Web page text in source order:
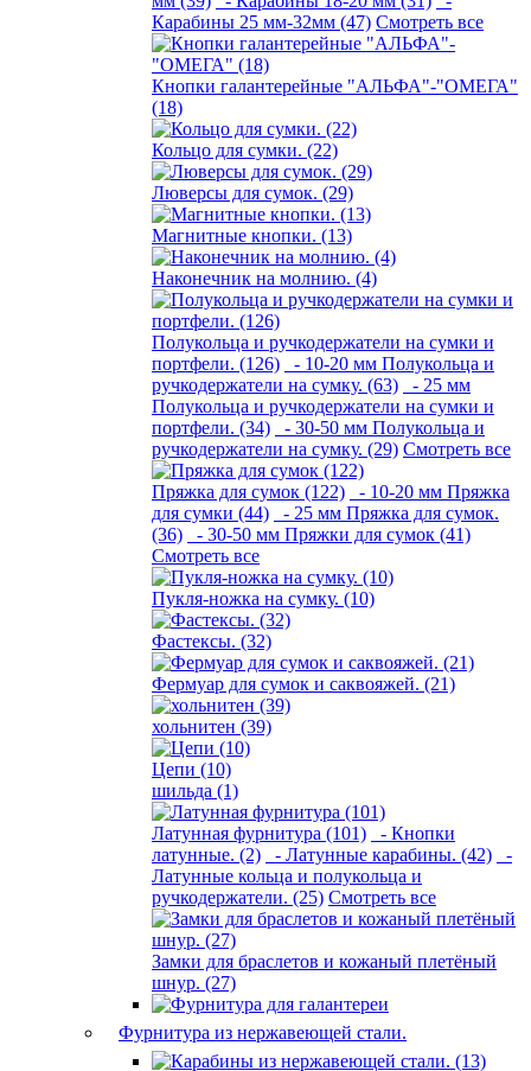
Карабины 25 мм-32мм (47) Смотреть все
Кнопки галантерейные "АЛЬФА"-"ОМЕГА"
(18)
Кольцо для сумки. (22)
Люверсы для сумок. (29)
Магнитные кнопки. (13)
Наконечник на молнию. (4)
Полукольца и ручкодержатели на сумки и
портфели. (126)
- 10-20 мм Полукольца и
ручкодержатели на сумку. (63)
- 25 мм
Полукольца и ручкодержатели на сумки и
портфели. (34)
- 30-50 мм Полукольца и
ручкодержатели на сумку. (29) Смотреть все
Пряжка для сумок (122)
- 10-20 мм Пряжка
для сумки (44)
- 25 мм Пряжка для сумок.
(36)
- 30-50 мм Пряжки для сумок (41)
Смотреть все
Пукля-ножка на сумку. (10)
Фастексы. (32)
Фермуар для сумок и саквояжей. (21)
хольнитен (39)
Цепи (10)
шильда (1)
Латунная фурнитура (101)
- Кнопки
латунные. (2)
- Латунные карабины. (42)
-
Латунные кольца и полукольца и
ручкодержатели. (25) Смотреть все
Замки для браслетов и кожаный плетёный
шнур. (27)
Фурнитура из нержавеющей стали.